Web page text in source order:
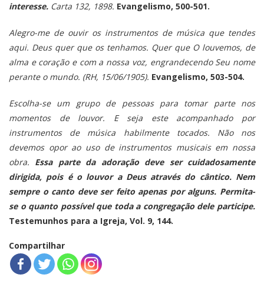
interesse. Carta 132, 1898. Evangelismo, 500-501.
Alegro-me de ouvir os instrumentos de música que tendes
aqui. Deus quer que os tenhamos. Quer que O louvemos, de
alma e coração e com a nossa voz, engrandecendo Seu nome
perante o mundo. (RH, 15/06/1905). Evangelismo, 503-504.
Escolha-se um grupo de pessoas para tomar parte nos
momentos de louvor. E seja este acompanhado por
instrumentos de música habilmente tocados. Não nos
devemos opor ao uso de instrumentos musicais em nossa
obra. Essa parte da adoração deve ser cuidadosamente
dirigida, pois é o louvor a Deus através do cântico. Nem
sempre o canto deve ser feito apenas por alguns. Permita-
se o quanto possível que toda a congregação dele participe.
Testemunhos para a Igreja, Vol. 9, 144.
Compartilhar